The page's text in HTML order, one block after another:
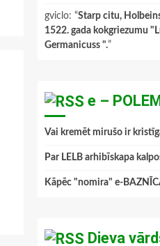
gviclo: “Starp citu,
1522. gada kokgriezumu
Germanicuss ".”
e –
Vai kremēt mirušo ir
Par LELB arhibīskapa
Kāpēc "nomira" e-
Dieva